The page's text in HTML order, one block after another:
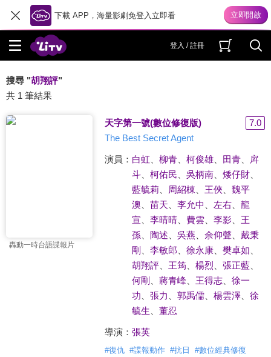
下載 APP，海量影劇免登入立即看
登入 / 註冊
搜尋 "胡翔評"
共 1 筆結果
轟動一時台語諜報片
天字第一號(數位修復版)
7.0
The Best Secret Agent
演員： 白虹、 柳青、 柯俊雄、 田青、
戽
斗、 柯佑民 吳柄南、 矮仔財、
藍毓莉
周紹棟 王俠、 魏平
澳
苗天 李允中 左右、 龍
宣
李晴晴、 費雲、 李影、 王
孫、 陶述 吳燕 余仰聲、 戴秉
剛
李敏郎 徐永康、 樊卓如
胡翔評、 王筠、 楊烈 張正藍、
何剛
蔣青峰、 王得志、 徐一
功
張力 郭禹儒、 楊雲澤、 徐
毓生
董忍
導演： 張英
#復仇 #諜報動作 #抗日 #數位經典修復